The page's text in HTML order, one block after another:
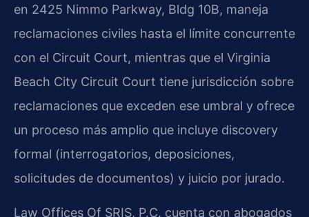
en 2425 Nimmo Parkway, Bldg 10B, maneja
reclamaciones civiles hasta el límite concurrente
con el Circuit Court, mientras que el Virginia
Beach City Circuit Court tiene jurisdicción sobre
reclamaciones que exceden ese umbral y ofrece
un proceso más amplio que incluye discovery
formal (interrogatorios, deposiciones,
solicitudes de documentos) y juicio por jurado.
Law Offices Of SRIS, P.C. cuenta con abogados